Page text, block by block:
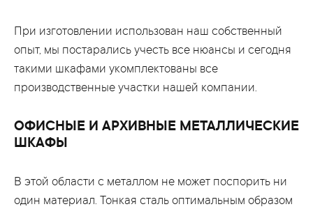
При изготовлении использован наш собственный
опыт, мы постарались учесть все нюансы и сегодня
такими шкафами укомплектованы все
производственные участки нашей компании.
ОФИСНЫЕ И АРХИВНЫЕ МЕТАЛЛИЧЕСКИЕ
ШКАФЫ
В этой области с металлом не может поспорить ни
один материал. Тонкая сталь оптимальным образом